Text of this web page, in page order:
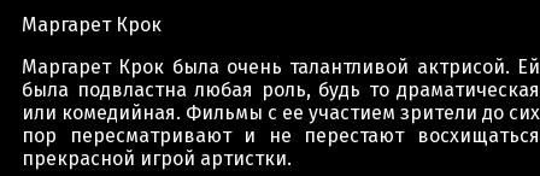
Маргарет Крок
Маргарет Крок была очень талантливой актрисой. Ей
была подвластна любая роль, будь то драматическая
или комедийная. Фильмы с ее участием зрители до сих
пор пересматривают и не перестают восхищаться
прекрасной игрой артистки.